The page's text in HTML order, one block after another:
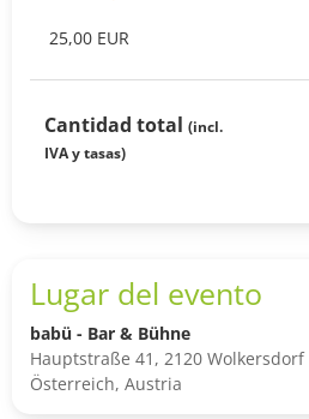
25,00 EUR
Cantidad total (incl.
IVA y tasas)
Lugar del evento
babü - Bar & Bühne
Hauptstraße 41, 2120
Österreich, Austria